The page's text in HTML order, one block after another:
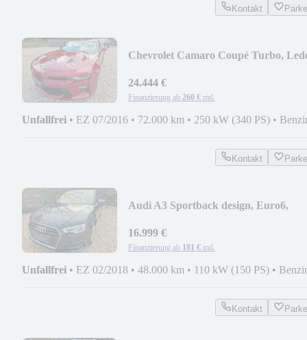
Kontakt
Chevrolet Camaro Coupé Turbo,
24.444 €
Finanzierung ab 260 € mtl.
Unfallfrei • EZ 07/2016 • 72.000 km • 250 kW (340 PS) •
Kontakt
Audi A3 Sportback design, Euro6,
16.999 €
Finanzierung ab 181 € mtl.
Unfallfrei • EZ 02/2018 • 48.000 km • 110 kW (150 PS) •
Kontakt